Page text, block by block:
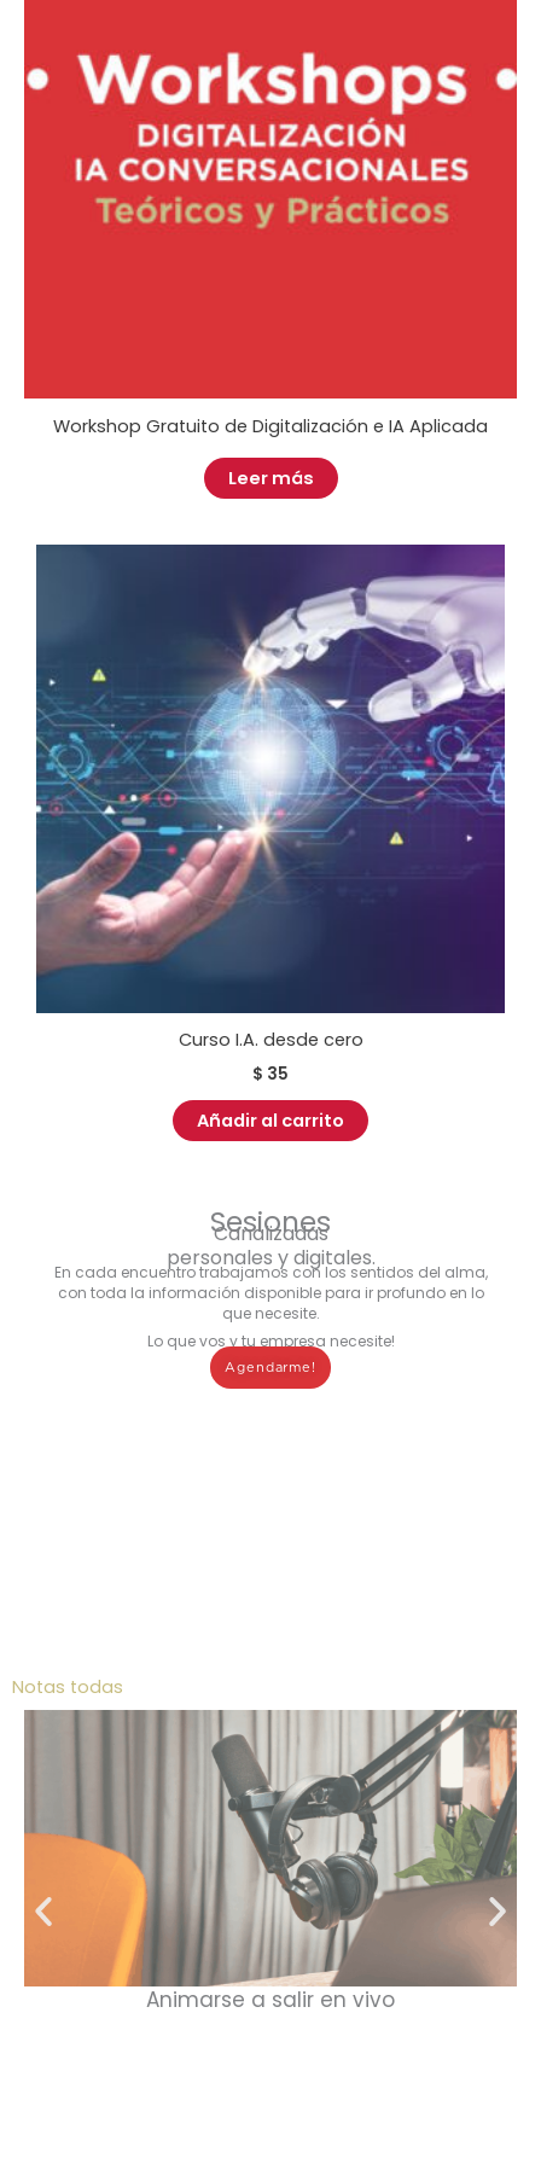
Workshop Gratuito de Digitalización e IA Aplicada
Leer más
Curso I.A. desde cero
$ 35
Añadir al carrito
Sesiones
Canalizadas
personales y digitales.
En cada encuentro trabajamos con los sentidos del alma,
con toda la información disponible para ir profundo en lo
que necesite.
Lo que vos y tu empresa necesite!
Agendarme!
Notas todas
Animarse a salir en vivo